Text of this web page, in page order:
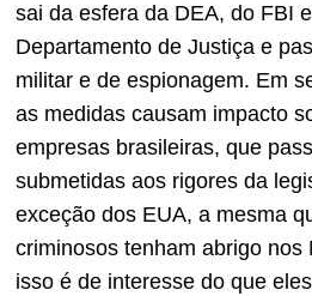
sai da esfera da DEA, do FBI
Departamento de Justiça e
militar e de espionagem. Em
as medidas causam impacto
empresas brasileiras, que
submetidas aos rigores da
exceção dos EUA, a mesma
criminosos tenham abrigo nos
isso é de interesse do que